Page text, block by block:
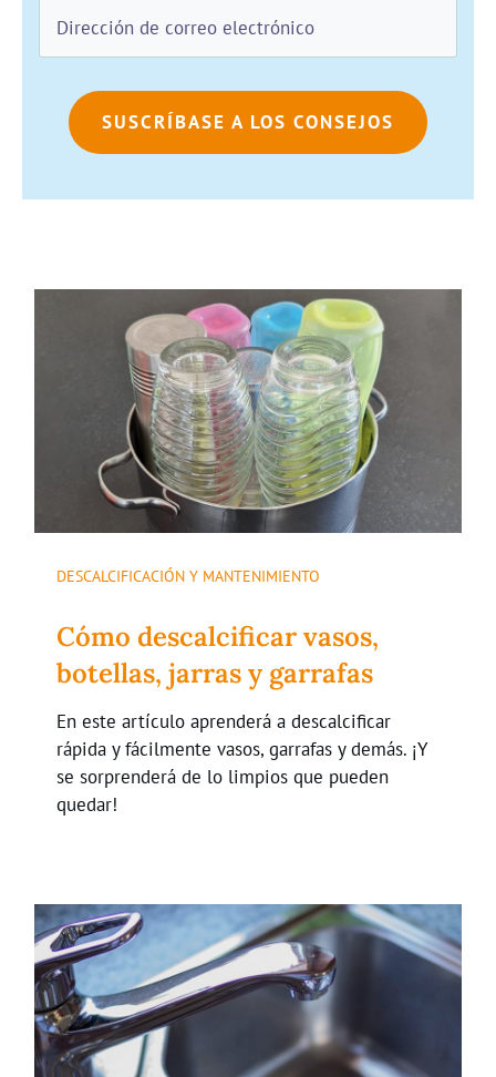
SUSCRÍBASE A LOS CONSEJOS
DESCALCIFICACIÓN Y MANTENIMIENTO
Cómo descalcificar vasos,
botellas, jarras y garrafas
En este artículo aprenderá a descalcificar
rápida y fácilmente vasos, garrafas y demás. ¡Y
se sorprenderá de lo limpios que pueden
quedar!